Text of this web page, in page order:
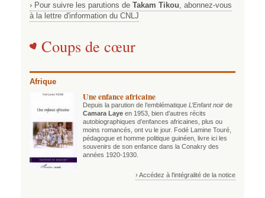
› Pour suivre les parutions de Takam Tikou, abonnez-vous
à la lettre d'information du CNLJ
Coups de cœur
Afrique
Une enfance africaine
Depuis la parution de l’emblématique L’Enfant noir de
Camara Laye en 1953, bien d’autres récits
autobiographiques d’enfances africaines, plus ou
moins romancés, ont vu le jour. Fodé Lamine Touré,
pédagogue et homme politique guinéen, livre ici les
souvenirs de son enfance dans la Conakry des
années 1920-1930.
› Accédez à l'intégralité de la notice